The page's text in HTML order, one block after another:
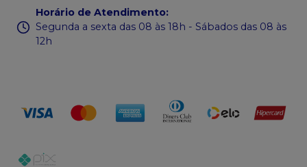
Horário de Atendimento:
Segunda a sexta das 08 às 18h - Sábados das 08 às
12h